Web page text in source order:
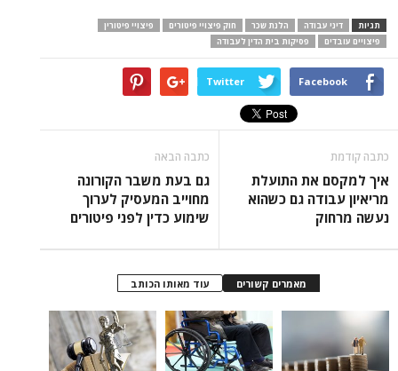
תגיות דיני עבודה הלנת שכר חוק פיצויי פיטורים
פיצויי פיטורין
פיצויים עובדים
פסיקות בית הדין לעבודה
Facebook
Twitter
כתבה קודמת
איך למקסם את התועלת
מריאיון עבודה גם כשהוא
נעשה מרחוק
כתבה הבאה
גם בעת משבר הקורונה
מחוייב המעסיק לערוך
שימוע כדין לפני פיטורים
מאמרים קשורים עוד מאותו הכותב